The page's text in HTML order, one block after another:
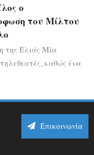
ο
του Μίλτου
της Ελιάς Μία
καθώς ένα
Επικοινωνία